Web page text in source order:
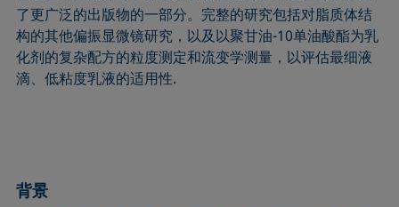
了更广泛的出版物的一部分。完整的研究包括对脂质体结
构的其他偏振显微镜研究，以及以聚甘油-10单油酸酯为乳
化剂的复杂配方的粒度测定和流变学测量，以评估最细液
滴、低粘度乳液的适用性.
背景